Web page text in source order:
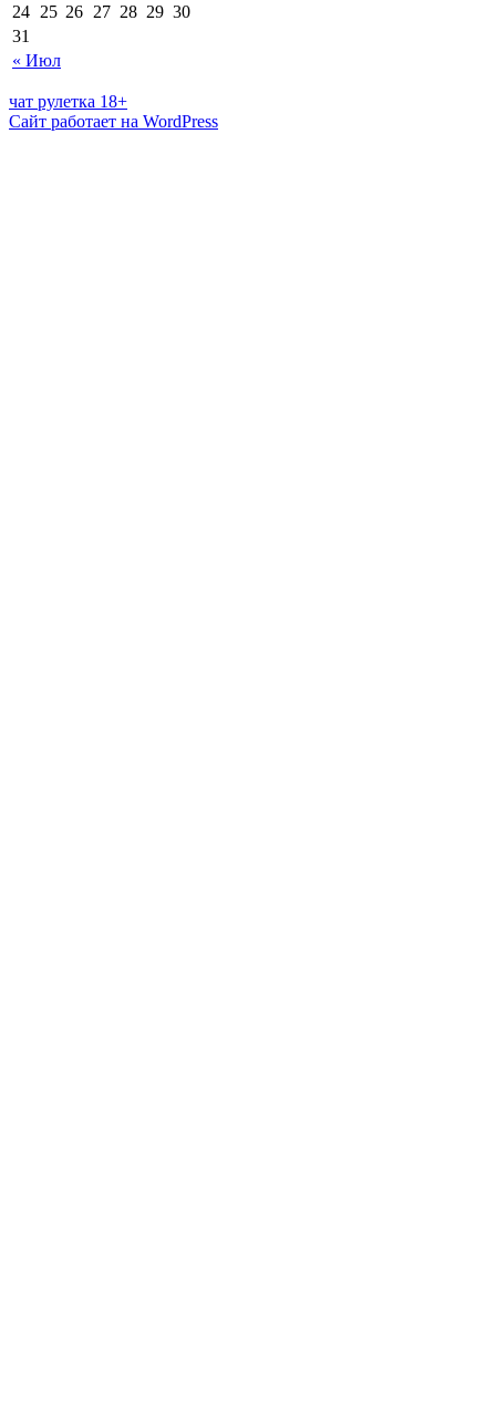
« Июл
24 25 26 27 28 29 30
31
чат рулетка 18+
Сайт работает на WordPress